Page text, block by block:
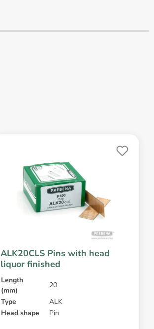
ALK20CLS Pins with head
liquor finished
Length
(mm)
20
Type
ALK
Head shape
Pin